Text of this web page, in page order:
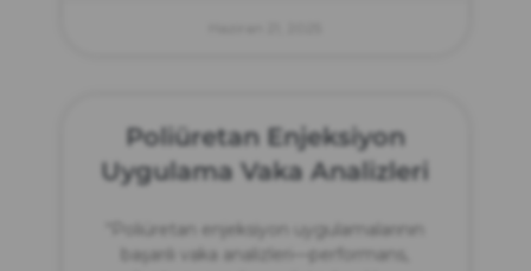
Poliüretan Enjeksiyon
Uygulama Vaka Analizleri
“Poliüretan enjeksiyon uygulamalarının
başarılı vaka analizleri—performans,